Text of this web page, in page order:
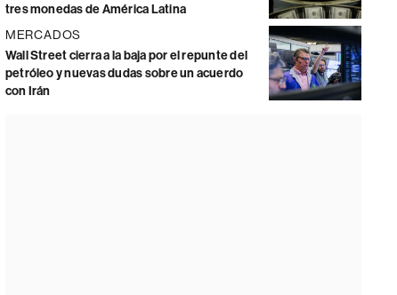
tres monedas de América Latina
MERCADOS
Wall Street cierra a la baja por el repunte del
petróleo y nuevas dudas sobre un acuerdo
con Irán